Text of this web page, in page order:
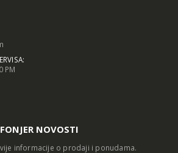
PM
NOVOSTI
informacije o prodaji i ponudama.